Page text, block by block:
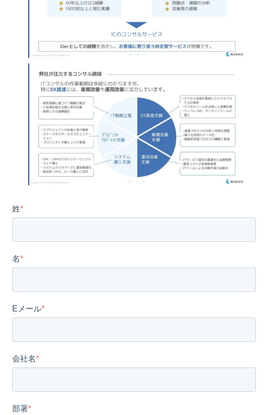
姓*
名*
Eメール*
会社名*
部署*